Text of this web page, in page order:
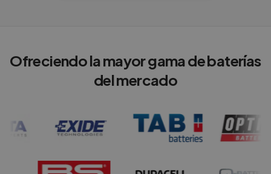
Ofreciendo la mayor gama de baterías
del mercado